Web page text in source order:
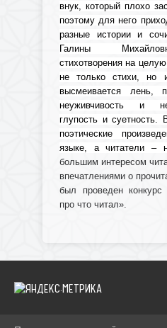
внук, который плохо
поэтому для него
разные истории и
Галины
стихотворения на
не только стихи, но
высмеивается лень,
неуживчивость и
глупость и суетность.
поэтические
языке, а читатели –
большим интересом
впечатлениями о
был проведен конкурс
про что читал».